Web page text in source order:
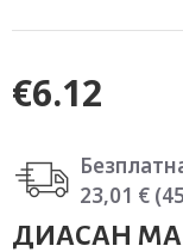
€6.12
23,01 €
ДИАСАН